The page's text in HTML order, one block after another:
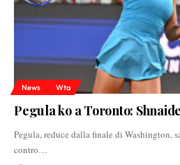
News Wta
Pegula ko a Toronto:
Pegula, reduce dalla finale di Washington,
contro…